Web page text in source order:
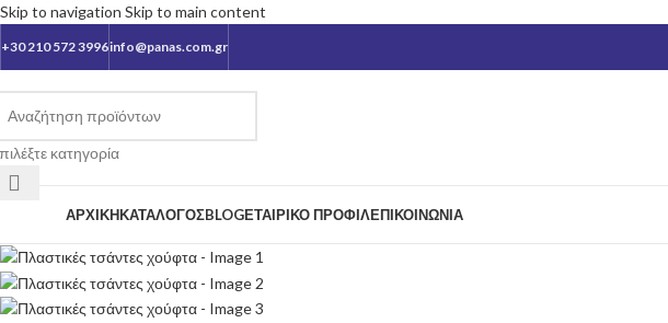
Skip to navigation Skip to main content
+30 210 572 3996info@panas.com.gr
κατηγορία
ΑΡΧΙΚΉΚΑΤΆΛΟΓΟΣBLOGΕΤΑΙΡΙΚΌ ΠΡΟΦΊΛΕΠΙΚΟΙΝΩΝΊΑ